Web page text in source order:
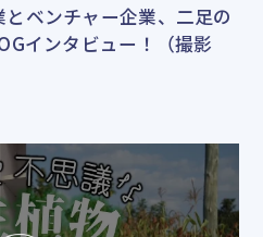
とベンチャー企業、二足の
インタビュー！（撮影